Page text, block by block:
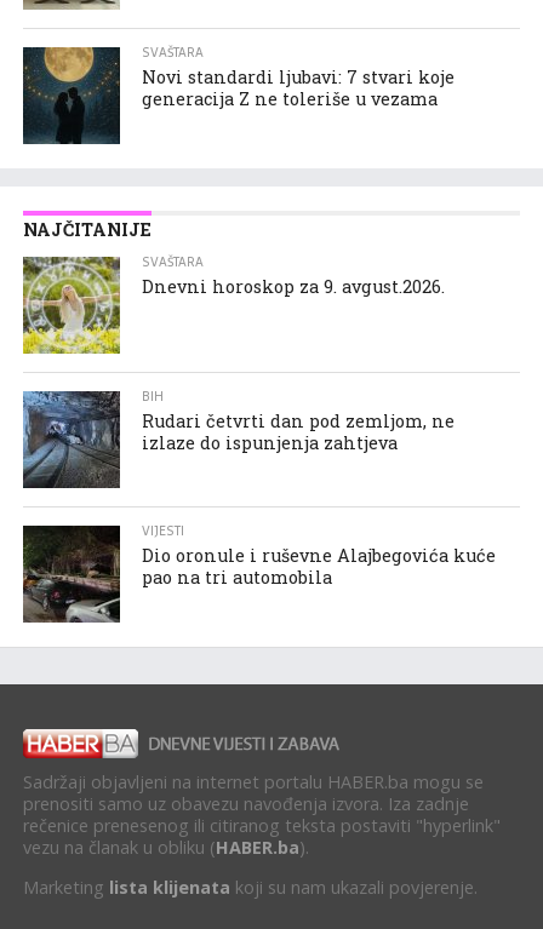
SVAŠTARA
Novi standardi ljubavi: 7 stvari koje
generacija Z ne toleriše u vezama
NAJČITANIJE
SVAŠTARA
Dnevni horoskop za 9. avgust.2026.
BIH
Rudari četvrti dan pod zemljom, ne
izlaze do ispunjenja zahtjeva
VIJESTI
Dio oronule i ruševne Alajbegovića kuće
pao na tri automobila
Sadržaji objavljeni na internet portalu HABER.ba mogu se
prenositi samo uz obavezu navođenja izvora. Iza zadnje
rečenice prenesenog ili citiranog teksta postaviti "hyperlink"
vezu na članak u obliku (HABER.ba).
Marketing lista klijenata koji su nam ukazali povjerenje.